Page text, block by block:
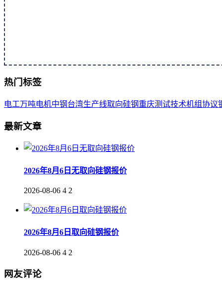
热门标签
电工万吨电机中钢台湾生产线取向硅钢重庆测试技术机组协议
最新文章
2026年8月6日无取向硅钢报价
2026-08-06 4 2
2026年8月6日取向硅钢报价
2026-08-06 4 2
网友评论